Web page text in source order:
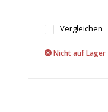
Vergleichen
Nicht auf Lager